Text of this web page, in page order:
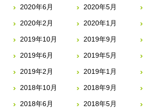
2020年6月 2020年5月
2020年2月 2020年1月
2019年10月 2019年9月
2019年6月 2019年5月
2019年2月 2019年1月
2018年10月 2018年9月
2018年6月 2018年5月